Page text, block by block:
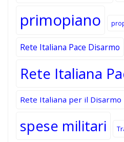
primopiano
Rete Italiana Pace Disarmo
Rete Italiana
Rete Italiana per il Disarmo
spese militari